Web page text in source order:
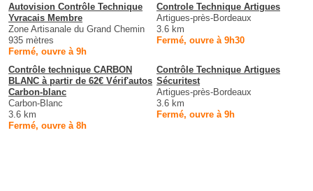
Autovision Contrôle Technique
Yvracais Membre
Zone Artisanale du Grand Chemin
935 mètres
Fermé, ouvre à 9h
Controle Technique Artigues
Artigues-près-Bordeaux
3.6 km
Fermé, ouvre à 9h30
Contrôle technique CARBON
BLANC à partir de 62€ Vérif'autos
Carbon-blanc
Carbon-Blanc
3.6 km
Fermé, ouvre à 8h
Contrôle Technique Artigues
Sécuritest
Artigues-près-Bordeaux
3.6 km
Fermé, ouvre à 9h